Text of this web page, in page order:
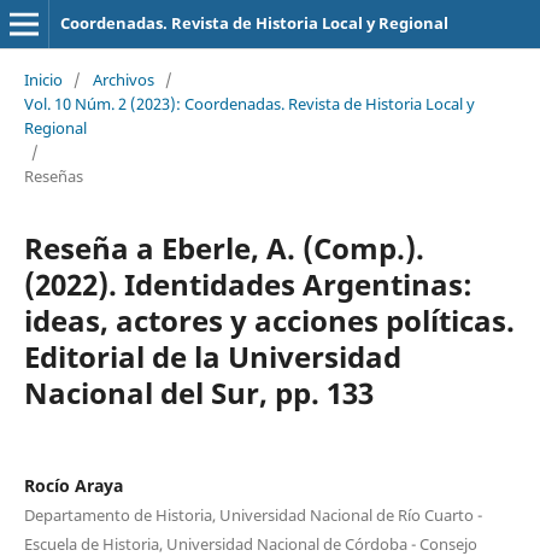
Coordenadas. Revista de Historia Local y Regional
Inicio / Archivos /
Vol. 10 Núm. 2 (2023): Coordenadas. Revista de Historia Local y
Regional
/
Reseñas
Reseña a Eberle, A. (Comp.).
(2022). Identidades Argentinas:
ideas, actores y acciones políticas.
Editorial de la Universidad
Nacional del Sur, pp. 133
Rocío Araya
Departamento de Historia, Universidad Nacional de Río Cuarto -
Escuela de Historia, Universidad Nacional de Córdoba - Consejo